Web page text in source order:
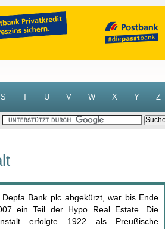
S T U V W X Y Z
Bank plc abgekürzt, war bis Ende
ein Teil der Hypo Real Estate. Die
erfolgte 1922 als Preußische